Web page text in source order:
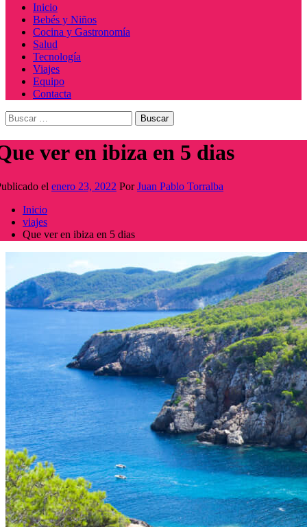
Menú
principal
Inicio
Bebés y Niños
Cocina y Gastronomía
Salud
Tecnología
Viajes
Equipo
Contacta
Buscar:
ver en ibiza en 5 dias
el enero 23, 2022 PorJuan Pablo Torralba
Inicio
viajes
Que ver en ibiza en 5 dias